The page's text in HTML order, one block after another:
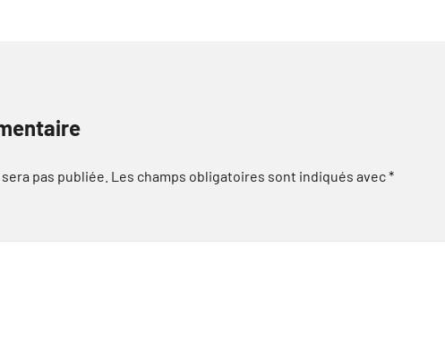
pas publiée. Les champs obligatoires sont indiqués avec*